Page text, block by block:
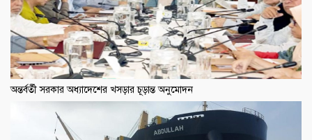
অন্তর্বর্তী সরকার অধ্যাদেশের খসড়ার চূড়ান্ত অনুমোদন